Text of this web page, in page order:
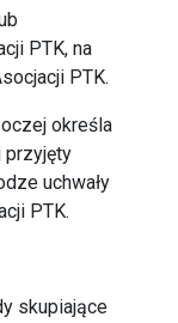
PTK, na
PTK.
określa
przyjęty
uchwały
PTK.
skupiające